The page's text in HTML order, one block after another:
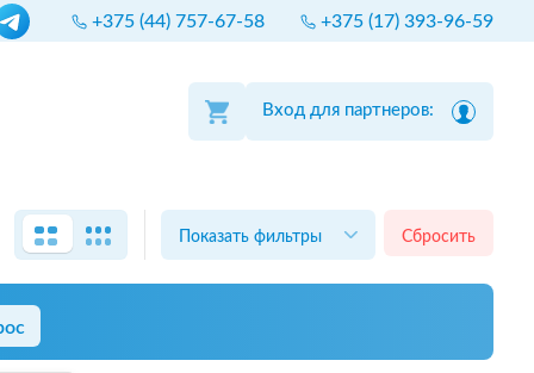
+375 (44) 757-67-58 +375 (17) 393-96-59
Вход для партнеров:
Показать фильтры Сбросить